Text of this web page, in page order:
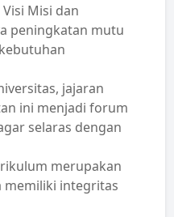
Misi dan
peningkatan mutu
jajaran
ini menjadi forum
selaras dengan
merupakan
memiliki integritas